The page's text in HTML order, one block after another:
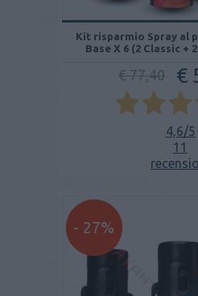
Kit risparmio Spray al
Base X 6 (2 Classic +
€ 77,40 €
4,6/5
11
- 27%